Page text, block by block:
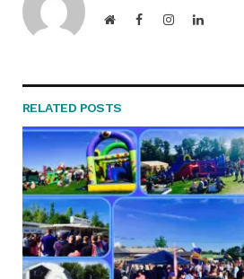
WebsiteFacebookInstagramLinkedIn
RELATED POSTS